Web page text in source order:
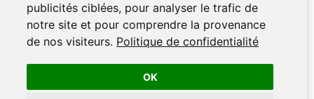
publicités ciblées, pour analyser le trafic de
notre site et pour comprendre la provenance
de nos visiteurs. Politique de confidentialité
OK